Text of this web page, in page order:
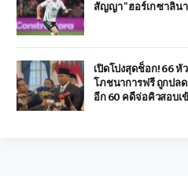
สัญญา "ฮอร์เก ซาลิน
เปิดโปงสุดช็อก! 66 หั
โภชนาการฟรี ถูกปล
อีก 60 คดีจ่อคิวสอบเ